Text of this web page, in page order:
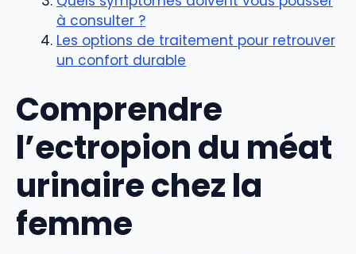
à consulter ?
Les options de traitement pour retrouver
un confort durable
Comprendre
l’ectropion du méat
urinaire chez la
femme